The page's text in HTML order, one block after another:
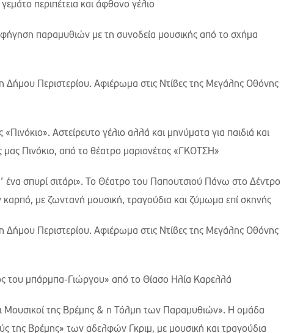
περιπέτεια και άφθονο γέλιο
παραμυθιών με τη συνοδεία μουσικής από το σχήμα
Δήμου Περιστερίου. Αφιέρωμα στις Ντίβες της Μεγάλης Οθόνης
Αστείρευτο γέλιο αλλά και μηνύματα για παιδιά και
μας Πινόκιο, από το θέατρο μαριονέτας «ΓΚΟΤΣΗ»
ένα σπυρί σιτάρι». Το Θέατρο του Παπουτσιού Πάνω στο Δέντρο
καρπό, με ζωντανή μουσική, τραγούδια και ζύμωμα επί σκηνής
Δήμου Περιστερίου. Αφιέρωμα στις Ντίβες της Μεγάλης Οθόνης
του μπάρμπα-Γιώργου» από το Θίασο Ηλία Καρελλά
Μουσικοί της Βρέμης & η Τόλμη των Παραμυθιών». Η ομάδα
της Βρέμης» των αδελφών Γκριμ, με μουσική και τραγούδια